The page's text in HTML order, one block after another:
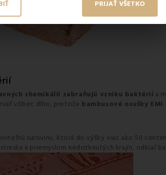
PRIJAŤ VŠETKO
chemikálií zabraňujú vzniku baktérií a
vôbec dlho, pretože bambusové osušky
surovinu, ktorá do výšky viac ako 50
a priemyslom nedotknutých krajín, odkiaľ